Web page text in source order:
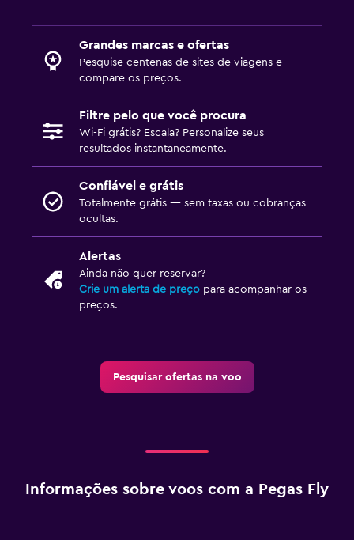
Grandes marcas e ofertas
Pesquise centenas de sites de viagens e
compare os preços.
Filtre pelo que você procura
Wi-Fi grátis? Escala? Personalize seus
resultados instantaneamente.
Confiável e grátis
Totalmente grátis — sem taxas ou cobranças
ocultas.
Alertas
Ainda não quer reservar?
Crie um alerta de preço para acompanhar os
preços.
Pesquisar ofertas na voo
Informações sobre voos com a Pegas Fly